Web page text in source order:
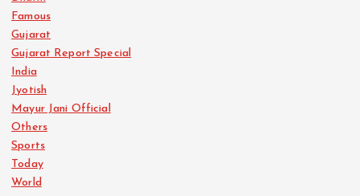
Famous
Gujarat
Gujarat Report Special
India
Jyotish
Mayur Jani Official
Others
Sports
Today
World